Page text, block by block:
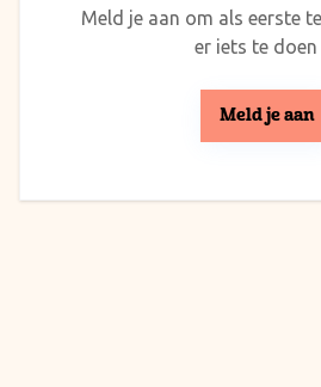
Meld je aan om als eerste
er iets te doen
Meld je aan